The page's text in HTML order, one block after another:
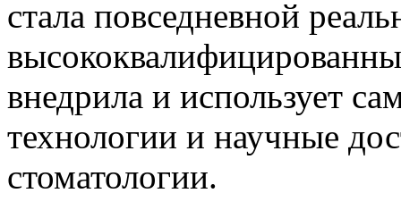
стала повседневной
внедрила и использует
технологии и научные
стоматологии.